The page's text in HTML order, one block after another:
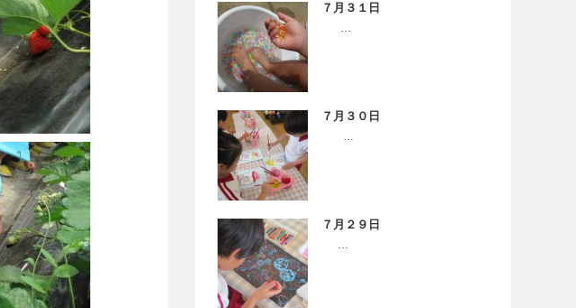
７月３１日
…
７月３０日
…
７月２９日
…